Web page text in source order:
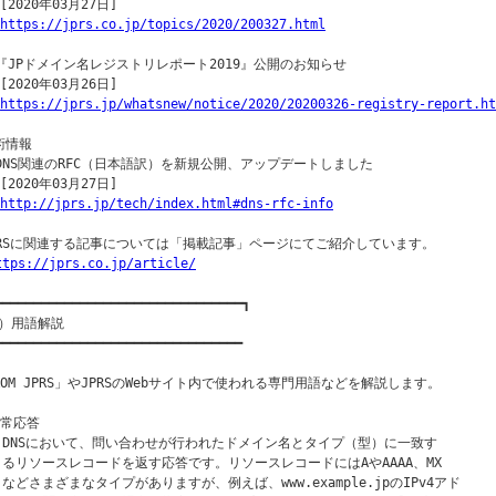
年03月27日]
https://jprs.co.jp/topics/2020/200327.html
JPドメイン名レジストリレポート2019』公開のお知らせ
年03月26日]
https://jprs.jp/whatsnew/notice/2020/20200326-registry-
情報
関連のRFC（日本語訳）を新規公開、アップデートしました
年03月27日]
http://jprs.jp/tech/index.html#dns-rfc-info
に関連する記事については「掲載記事」ページにてご紹介しています。
jprs.co.jp/article/
）用語解説
JPRS」やJPRSのWebサイト内で使われる専門用語などを解説します。
応答
において、問い合わせが行われたドメイン名とタイプ（型）に一致す
リソースレコードを返す応答です。リソースレコードにはAやAAAA、MX
どさまざまなタイプがありますが、例えば、www.example.jpのIPv4アド